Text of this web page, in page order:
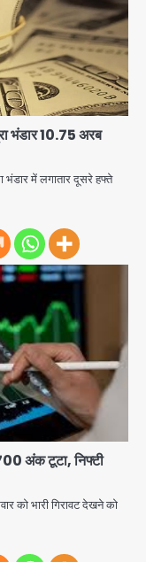
भंडार 10.75 अरब
में लगातार दूसरे हफ्ते
अंक टूटा, निफ्टी
को भारी गिरावट देखने को
wreak havoc